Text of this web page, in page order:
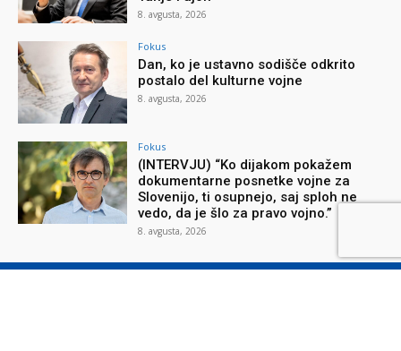
8. avgusta, 2026
Fokus
Dan, ko je ustavno sodišče odkrito
postalo del kulturne vojne
8. avgusta, 2026
Fokus
(INTERVJU) “Ko dijakom pokažem
dokumentarne posnetke vojne za
Slovenijo, ti osupnejo, saj sploh ne
vedo, da je šlo za pravo vojno.”
8. avgusta, 2026